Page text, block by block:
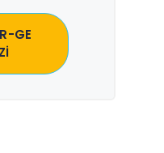
GE